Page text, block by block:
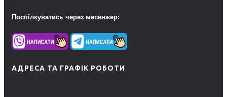
Поспілкуватись через месенжер:
АДРЕСА ТА ГРАФІК РОБОТИ